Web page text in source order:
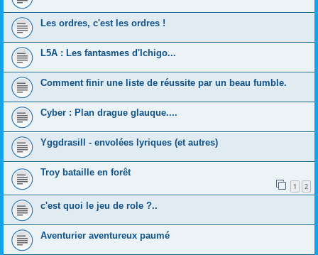
Les ordres, c'est les ordres !
L5A : Les fantasmes d'Ichigo...
Comment finir une liste de réussite par un beau fumble.
Cyber : Plan drague glauque....
Yggdrasill - envolées lyriques (et autres)
Troy bataille en forêt
1 2
c'est quoi le jeu de role ?..
Aventurier aventureux paumé